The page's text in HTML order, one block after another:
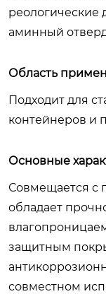
реологические
аминный
Область
Подходит для
контейнеров и
Основные
Совмещается с
обладает
защитным
совместном